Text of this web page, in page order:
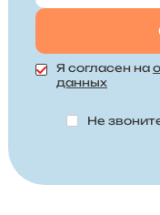
Я согласен на
данных
Не